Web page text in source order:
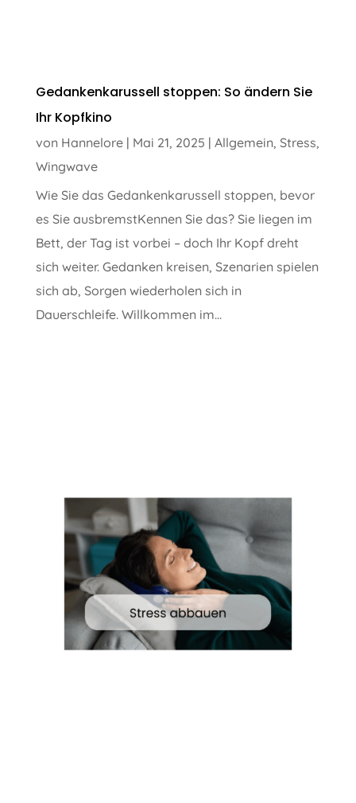
Gedankenkarussell stoppen: So ändern Sie
Ihr Kopfkino
von Hannelore| Mai 21, 2025 | Allgemein, Stress,
Wingwave
Wie Sie das Gedankenkarussell stoppen, bevor
es Sie ausbremstKennen Sie das? Sie liegen im
Bett, der Tag ist vorbei – doch Ihr Kopf dreht
sich weiter. Gedanken kreisen, Szenarien spielen
sich ab, Sorgen wiederholen sich in
Dauerschleife. Willkommen im...